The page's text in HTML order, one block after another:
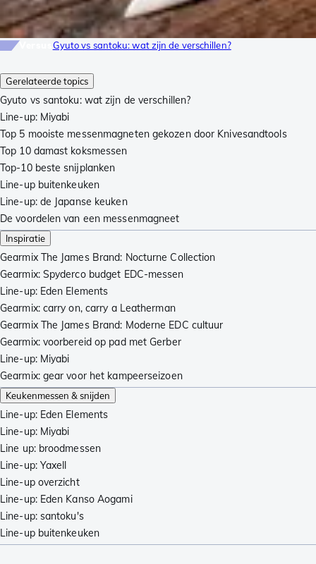
Gerelateerde topics
Gyuto vs santoku: wat zijn de verschillen?
Line-up: Miyabi
Top 5 mooiste messenmagneten gekozen door Knivesandtools
Top 10 damast koksmessen
Top-10 beste snijplanken
Line-up buitenkeuken
Line-up: de Japanse keuken
De voordelen van een messenmagneet
Inspiratie
Gearmix The James Brand: Nocturne Collection
Gearmix: Spyderco budget EDC-messen
Line-up: Eden Elements
Gearmix: carry on, carry a Leatherman
Gearmix The James Brand: Moderne EDC cultuur
Gearmix: voorbereid op pad met Gerber
Line-up: Miyabi
Gearmix: gear voor het kampeerseizoen
Keukenmessen & snijden
Line-up: Eden Elements
Line-up: Miyabi
Line up: broodmessen
Line-up: Yaxell
Line-up overzicht
Line-up: Eden Kanso Aogami
Line-up: santoku's
Line-up buitenkeuken
Gyuto vs santoku: wat zijn de verschillen?